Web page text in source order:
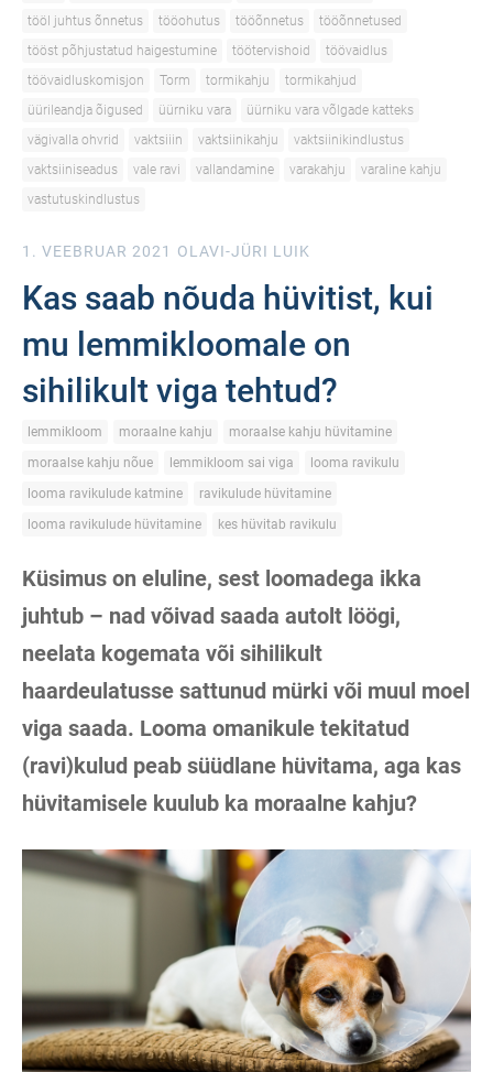
tööl juhtus õnnetus
tööohutus tööõnnetus
tööõnnetused
tööst põhjustatud haigestumine
töötervishoid
töövaidlus
töövaidluskomisjon
Torm tormikahju
tormikahjud
üürileandja õigused
üürniku vara
üürniku vara võlgade katteks
vägivalla ohvrid
vaktsiiin vaktsiinikahju
vaktsiinikindlustus
vaktsiiniseadus
vale ravi vallandamine varakahju
varaline kahju
vastutuskindlustus
1. VEEBRUAR 2021 OLAVI-JÜRI LUIK
Kas saab nõuda hüvitist, kui
mu lemmikloomale on
sihilikult viga tehtud?
lemmikloom moraalne kahju
moraalse kahju hüvitamine
moraalse kahju nõue
lemmikloom sai viga
looma ravikulu
looma ravikulude katmine
ravikulude hüvitamine
looma ravikulude hüvitamine
kes hüvitab ravikulu
Küsimus on eluline, sest loomadega ikka
juhtub – nad võivad saada autolt löögi,
neelata kogemata või sihilikult
haardeulatusse sattunud mürki või muul moel
viga saada. Looma omanikule tekitatud
(ravi)kulud peab süüdlane hüvitama, aga kas
hüvitamisele kuulub ka moraalne kahju?